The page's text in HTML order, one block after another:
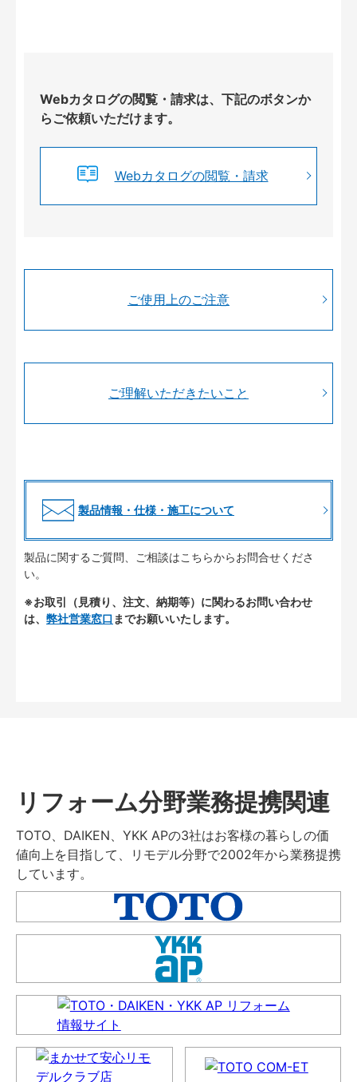
Webカタログの閲覧・請求は、下記のボタンか
らご依頼いただけます。
Webカタログの閲覧・請求
ご使用上のご注意
ご理解いただきたいこと
製品情報・仕様・施工について
製品に関するご質問、ご相談はこちらからお問合せくださ
い。
※お取引（見積り、注文、納期等）に関わるお問い合わせ
は、 弊社営業窓口 までお願いいたします。
リフォーム分野業務提携関連
TOTO、DAIKEN、YKK APの3社はお客様の暮らしの価
値向上を目指して、リモデル分野で2002年から業務提携
しています。